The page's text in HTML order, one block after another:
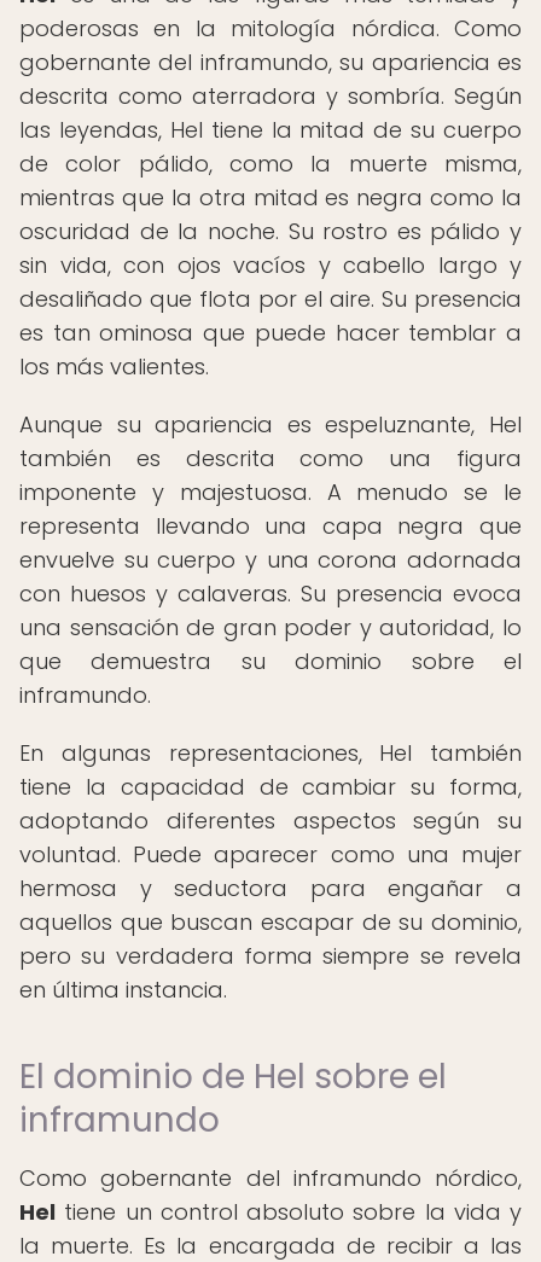
poderosas en la mitología nórdica. Como
gobernante del inframundo, su apariencia es
descrita como aterradora y sombría. Según
las leyendas, Hel tiene la mitad de su cuerpo
de color pálido, como la muerte misma,
mientras que la otra mitad es negra como la
oscuridad de la noche. Su rostro es pálido y
sin vida, con ojos vacíos y cabello largo y
desaliñado que flota por el aire. Su presencia
es tan ominosa que puede hacer temblar a
los más valientes.
Aunque su apariencia es espeluznante, Hel
también es descrita como una figura
imponente y majestuosa. A menudo se le
representa llevando una capa negra que
envuelve su cuerpo y una corona adornada
con huesos y calaveras. Su presencia evoca
una sensación de gran poder y autoridad, lo
que demuestra su dominio sobre el
inframundo.
En algunas representaciones, Hel también
tiene la capacidad de cambiar su forma,
adoptando diferentes aspectos según su
voluntad. Puede aparecer como una mujer
hermosa y seductora para engañar a
aquellos que buscan escapar de su dominio,
pero su verdadera forma siempre se revela
en última instancia.
El dominio de Hel sobre el
inframundo
Como gobernante del inframundo nórdico,
Hel tiene un control absoluto sobre la vida y
la muerte. Es la encargada de recibir a las